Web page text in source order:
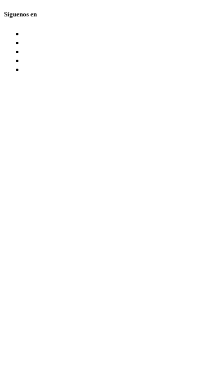
Síguenos en